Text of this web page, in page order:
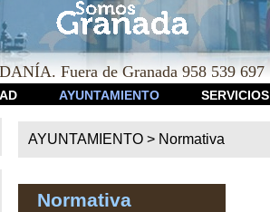
Fuera de Granada 958 539 697
AYUNTAMIENTO SERVICIOS
AYUNTAMIENTO > Normativa
Normativa